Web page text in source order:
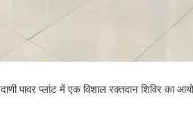
पावर प्लांट में एक विशाल रक्तदान शिविर का